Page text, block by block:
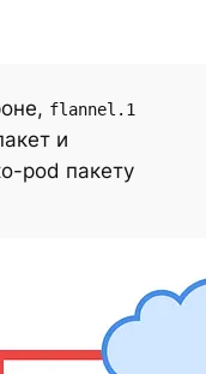
flannel.1
и
pod пакету